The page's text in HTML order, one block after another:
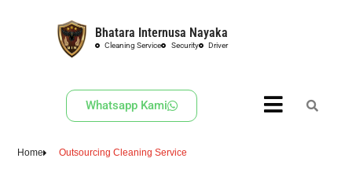
Bhatara Internusa Nayaka
Cleaning Service Security Driver
Whatsapp Kami
Home Outsourcing Cleaning Service